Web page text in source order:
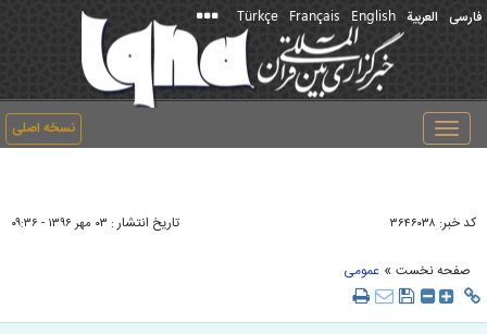
فارسی العربیة English
Français
Türkçe
نسخه اصلی
Toggle
navigation
کد خبر: ۳۶۴۶۰۳۸ تاریخ انتشار : ۰۳ مهر ۱۳۹۶ - ۰۹:۳۶
صفحه نخست » عمومی